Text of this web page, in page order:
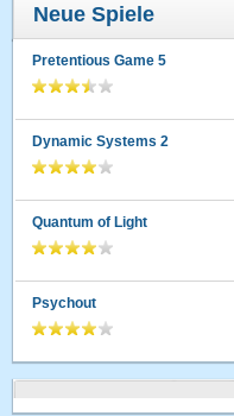
Neue Spiele
Pretentious Game 5
Dynamic Systems 2
Quantum of Light
Psychout